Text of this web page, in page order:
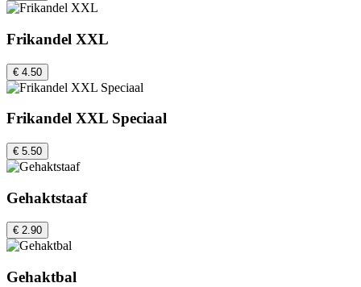
Frikandel XXL
€ 4.50
Frikandel XXL Speciaal
€ 5.50
Gehaktstaaf
€ 2.90
Gehaktbal